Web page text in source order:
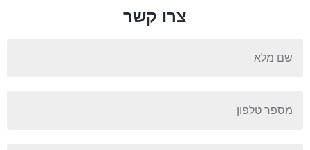
צרו קשר